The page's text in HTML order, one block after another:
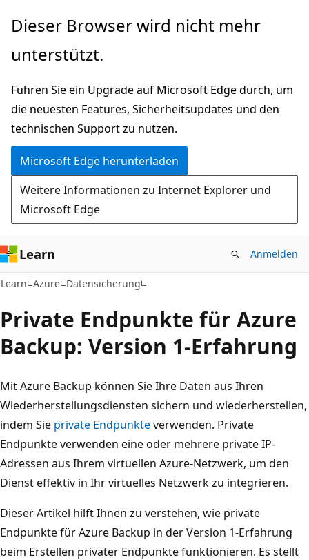
Zu
wechseln
Dieser Browser wird nicht mehr
unterstützt.
Führen Sie ein Upgrade auf Microsoft Edge durch, um
die neuesten Features, Sicherheitsupdates und den
technischen Support zu nutzen.
Microsoft Edge herunterladen
Weitere Informationen zu Internet Explorer und
Microsoft Edge
Learn Anmelden
Learn Azure Datensicherung
Private Endpunkte für Azure
Backup: Version 1-Erfahrung
Mit Azure Backup können Sie Ihre Daten aus Ihren
Wiederherstellungsdiensten sichern und wiederherstellen,
indem Sie private Endpunkteverwenden. Private
Endpunkte verwenden eine oder mehrere private IP-
Adressen aus Ihrem virtuellen Azure-Netzwerk, um den
Dienst effektiv in Ihr virtuelles Netzwerk zu integrieren.
Dieser Artikel hilft Ihnen zu verstehen, wie private
Endpunkte für Azure Backup in der Version 1-Erfahrung
beim Erstellen privater Endpunkte funktionieren. Es stellt